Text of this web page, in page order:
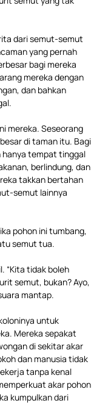
dari semut-semut
yang pernah
bagi mereka
mereka dengan
dan bahkan
mereka. Seseorang
di taman itu. Bagi
tempat tinggal
berlindung, dan
takkan bertahan
semut lainnya
pohon ini tumbang,
semut tua.
“Kita tidak boleh
semut, bukan? Ayo,
mantap.
untuk
Mereka sepakat
di sekitar akar
dan manusia tidak
tanpa kenal
akar pohon
kumpulkan dari